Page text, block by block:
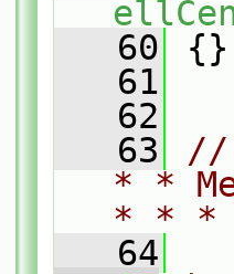
   60
{}
   61
   62
   63
//
* *
* *
   64